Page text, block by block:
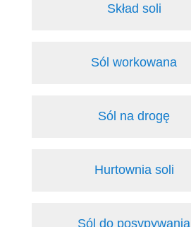
Skład soli
Sól workowana
Sól na drogę
Hurtownia soli
Sól do posypywania